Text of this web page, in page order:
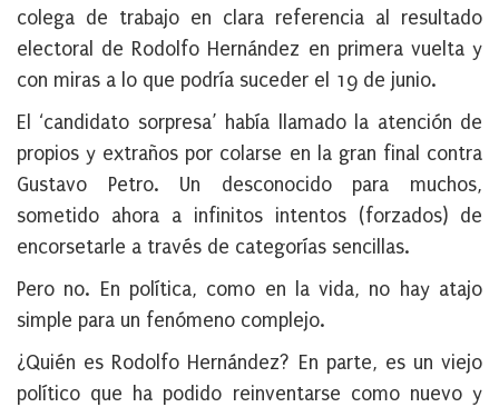
colega de trabajo en clara referencia al resultado
electoral de Rodolfo Hernández en primera vuelta y
con miras a lo que podría suceder el 19 de junio.
El ‘candidato sorpresa’ había llamado la atención de
propios y extraños por colarse en la gran final contra
Gustavo Petro. Un desconocido para muchos,
sometido ahora a infinitos intentos (forzados) de
encorsetarle a través de categorías sencillas.
Pero no. En política, como en la vida, no hay atajo
simple para un fenómeno complejo.
¿Quién es Rodolfo Hernández? En parte, es un viejo
político que ha podido reinventarse como nuevo y